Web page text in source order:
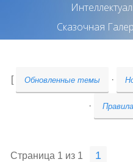
Сказочная
[ Обновленные темы ·
·
Страница 1 из 1 1